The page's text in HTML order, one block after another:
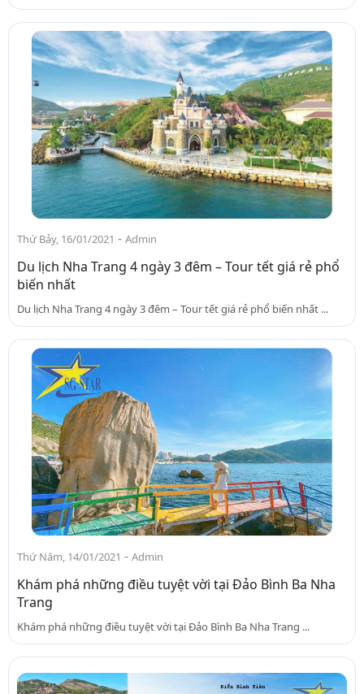
Thứ Bảy, 16/01/2021 - Admin
Du lịch Nha Trang 4 ngày 3 đêm – Tour tết giá rẻ phổ
biến nhất
Du lịch Nha Trang 4 ngày 3 đêm – Tour tết giá rẻ phổ biến nhất ...
Thứ Năm, 14/01/2021 - Admin
Khám phá những điều tuyệt vời tại Đảo Bình Ba Nha
Trang
Khám phá những điều tuyệt vời tại Đảo Bình Ba Nha Trang ...